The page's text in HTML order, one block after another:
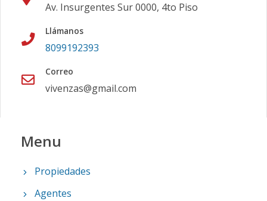
Av. Insurgentes Sur 0000, 4to Piso
Llámanos
8099192393
Correo
vivenzas@gmail.com
Menu
Propiedades
Agentes